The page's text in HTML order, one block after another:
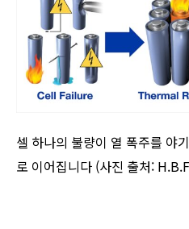
셀 하나의 불량이 열 폭주를 야
로 이어집니다 (사진 출처: